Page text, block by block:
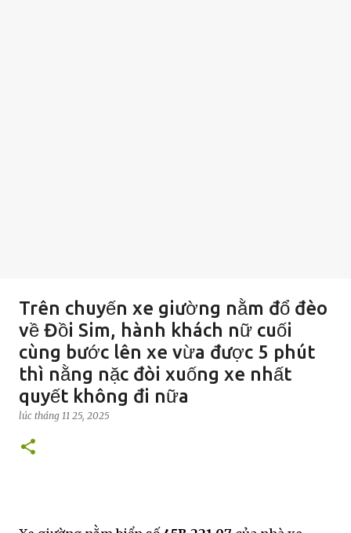
Trên chuyến xe giường nằm đổ đèo
về Đồi Sim, hành khách nữ cuối
cùng bước lên xe vừa được 5 phút
thì nằng nặc đòi xuống xe nhất
quyết không đi nữa
lúc tháng 11 25, 2025